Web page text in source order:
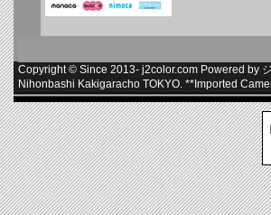
Copyright © Since 2013- j2color.com Powered by
Nihonbashi Kakigaracho TOKYO. ** Imported